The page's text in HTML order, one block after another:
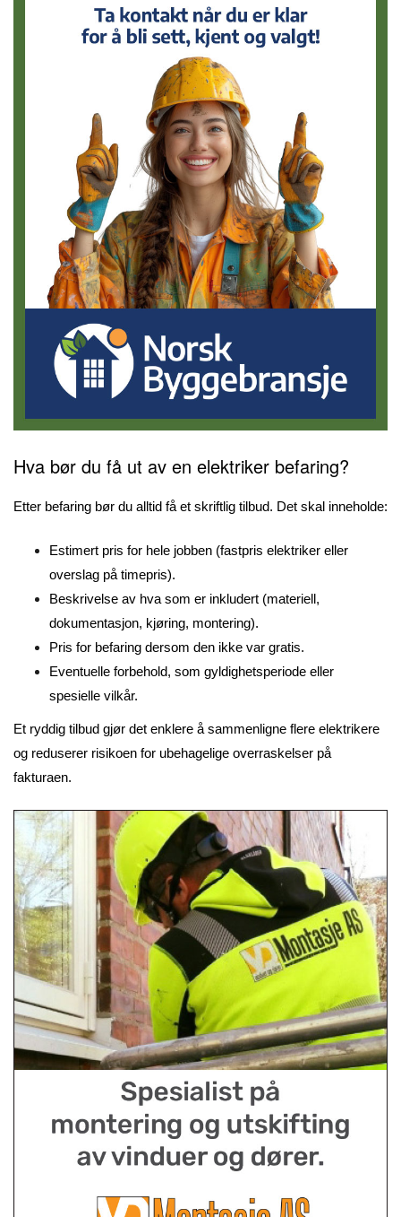
Hva bør du få ut av en elektriker befaring?
Etter befaring bør du alltid få et skriftlig tilbud. Det skal inneholde:
Estimert pris for hele jobben (fastpris elektriker eller
overslag på timepris).
Beskrivelse av hva som er inkludert (materiell,
dokumentasjon, kjøring, montering).
Pris for befaring dersom den ikke var gratis.
Eventuelle forbehold, som gyldighetsperiode eller
spesielle vilkår.
Et ryddig tilbud gjør det enklere å sammenligne flere elektrikere
og reduserer risikoen for ubehagelige overraskelser på
fakturaen.